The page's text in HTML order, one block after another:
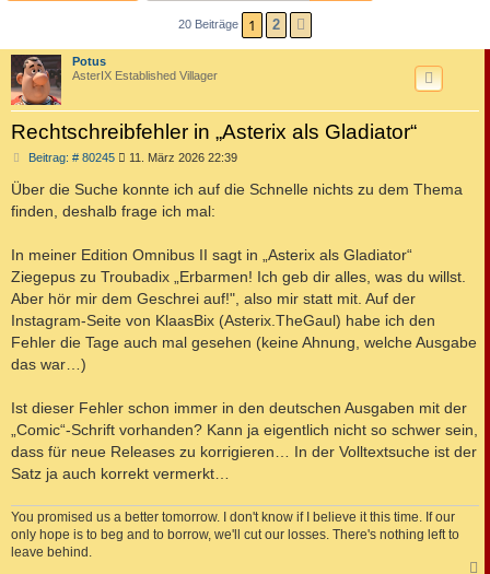
20 Beiträge 1 2
Potus
AsterIX Established Villager
Rechtschreibfehler in „Asterix als Gladiator“
Beitrag: # 80245B
i
t
r
11. März 2026 22:39
Über die Suche konnte ich auf die Schnelle nichts zu dem Thema
finden, deshalb frage ich mal:
In meiner Edition Omnibus II sagt in „Asterix als Gladiator“
Ziegepus zu Troubadix „Erbarmen! Ich geb dir alles, was du willst.
Aber hör mir dem Geschrei auf!", also mir statt mit. Auf der
Instagram-Seite von KlaasBix (Asterix.TheGaul) habe ich den
Fehler die Tage auch mal gesehen (keine Ahnung, welche Ausgabe
das war…)
Ist dieser Fehler schon immer in den deutschen Ausgaben mit der
„Comic“-Schrift vorhanden? Kann ja eigentlich nicht so schwer sein,
dass für neue Releases zu korrigieren… In der Volltextsuche ist der
Satz ja auch korrekt vermerkt…
You promised us a better tomorrow. I don't know if I believe it this time. If our
only hope is to beg and to borrow, we'll cut our losses. There's nothing left to
leave behind.